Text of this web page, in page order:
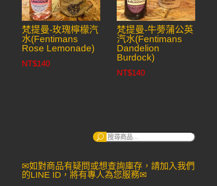
梵提曼-玫瑰檸檬汽
水(Fentimans
Rose Lemonade)
NT$140
梵提曼-牛蒡蒲公英
汽水(Fentimans
Dandelion
Burdock)
NT$140
搜
✉如對商品有疑問或想查詢庫存，請加入我們
的LINE ID，將有專人為您服務✉